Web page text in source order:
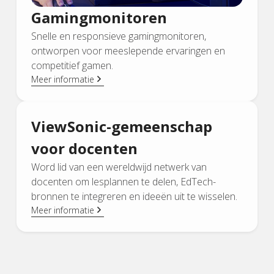
Gamingmonitoren
Snelle en responsieve gamingmonitoren,
ontworpen voor meeslepende ervaringen en
competitief gamen.
Meer informatie
ViewSonic-gemeenschap
voor docenten
Word lid van een wereldwijd netwerk van
docenten om lesplannen te delen, EdTech-
bronnen te integreren en ideeën uit te wisselen.
Meer informatie